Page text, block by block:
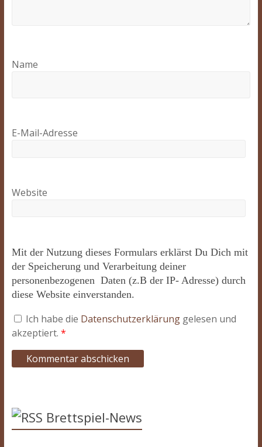
Name
E-Mail-Adresse
Website
Mit der Nutzung dieses Formulars erklärst Du Dich mit
der Speicherung und Verarbeitung deiner
personenbezogenen Daten (z.B der IP- Adresse) durch
diese Website einverstanden.
Ich habe die Datenschutzerklärung gelesen und
akzeptiert. *
Brettspiel-News